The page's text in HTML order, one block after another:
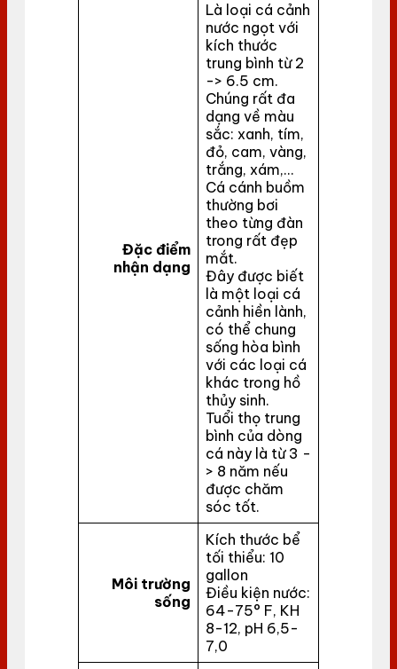
Đặc điểm
nhận dạng
Là loại cá cảnh
nước ngọt với
kích thước
trung bình từ 2
-> 6.5 cm.
Chúng rất đa
dạng về màu
sắc: xanh, tím,
đỏ, cam, vàng,
trắng, xám,…
Cá cánh buồm
thường bơi
theo từng đàn
trong rất đẹp
mắt.
Đây được biết
là một loại cá
cảnh hiền lành,
có thể chung
sống hòa bình
với các loại cá
khác trong hồ
thủy sinh.
Tuổi thọ trung
bình của dòng
cá này là từ 3 -
> 8 năm nếu
được chăm
sóc tốt.
Môi trường
sống
Kích thước bể
tối thiểu: 10
gallon
Điều kiện nước:
64-75° F, KH
8-12, pH 6,5-
7,0